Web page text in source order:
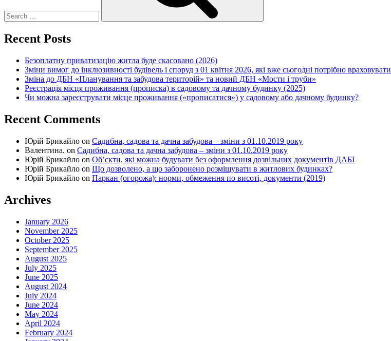
Recent Posts
Безоплатну приватизацію житла буде скасовано (2026)
Зміни вимог до інклюзивності будівель і споруд з 01 квітня 2026, які вже сьогодні потрібно враховувати
Зміна до ДБН «Планування та забудова територій» та новий ДБН «Мости і труби»
Реєстрація місця проживання (прописка) в садовому та дачному будинку (2025)
Чи можна зареєструвати місце проживання («прописатися») у садовому або дачному будинку?
Recent Comments
Юрій Брикайло on Садибна, садова та дачна забудова – зміни з 01.10.2019 року
Валентина. on Садибна, садова та дачна забудова – зміни з 01.10.2019 року
Юрій Брикайло on Об’єкти, які можна будувати без оформлення дозвільних документів ДАБІ
Юрій Брикайло on Що дозволено, а що заборонено розміщувати в житлових будинках?
Юрій Брикайло on Паркан (огорожа): норми, обмеження по висоті, документи (2019)
Archives
January 2026
November 2025
October 2025
September 2025
August 2025
July 2025
June 2025
August 2024
July 2024
June 2024
May 2024
April 2024
February 2024